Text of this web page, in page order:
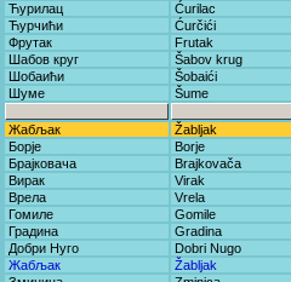
Ћурилац
Ćurilac
Ћурчићи
Ćurčići
Фрутак
Frutak
Шабов круг
Šabov krug
Шобаићи
Šobaići
Шуме
Šume
Жабљак
Žabljak
Борје
Borje
Брајковача
Brajkovača
Вирак
Virak
Врела
Vrela
Гомиле
Gomile
Градина
Gradina
Добри Нуго
Dobri Nugo
Жабљак
Žabljak